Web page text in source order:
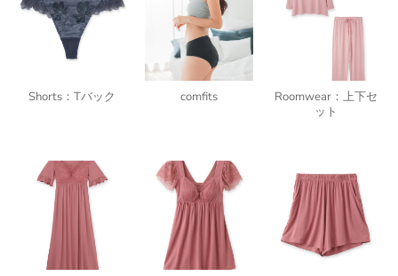
Shorts：Tバック comfits
Roomwear：上下セ
ット